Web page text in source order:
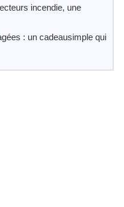
incendie, une
: un cadeausimple qui